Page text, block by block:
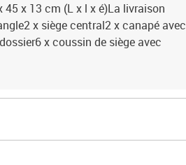
x 13 cm (L x l x é)La livraison
x siège central2 x canapé avec
x coussin de siège avec